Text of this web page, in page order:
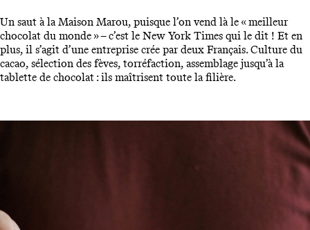
Un saut à la Maison Marou, puisque l’on vend là le « meilleur
chocolat du monde » – c’est le New York Times qui le dit ! Et en
plus, il s’agit d’une entreprise crée par deux Français. Culture du
cacao, sélection des fèves, torréfaction, assemblage jusqu’à la
tablette de chocolat : ils maîtrisent toute la filière.